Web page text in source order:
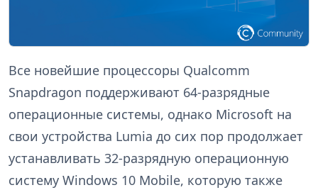
Все новейшие процессоры Qualcomm
Snapdragon поддерживают 64-разрядные
операционные системы, однако Microsoft на
свои устройства Lumia до сих пор продолжает
устанавливать 32-разрядную операционную
систему Windows 10 Mobile, которую также